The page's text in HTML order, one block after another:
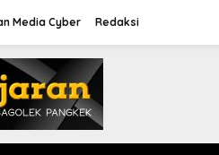
Media Cyber Redaksi